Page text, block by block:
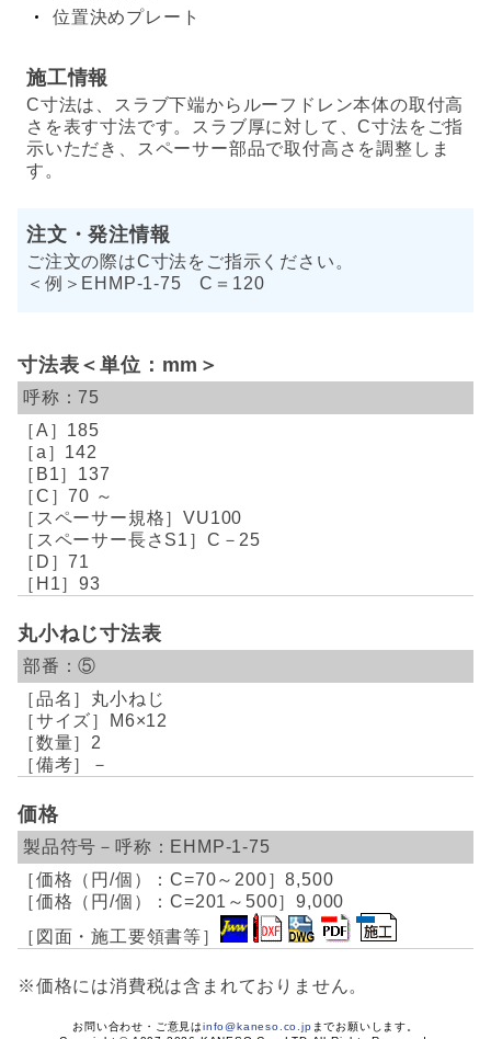
位置決めプレート
施工情報
C寸法は、スラブ下端からルーフドレン本体の取付高
さを表す寸法です。スラブ厚に対して、C寸法をご指
示いただき、スペーサー部品で取付高さを調整しま
す。
注文・発注情報
ご注文の際はC寸法をご指示ください。
＜例＞EHMP-1-75 C＝120
寸法表＜単位：mm＞
75
185
142
137
70 ～
VU100
C－25
71
93
丸小ねじ寸法表
⑤
丸小ねじ
M6×12
2
－
価格
EHMP-1-75
8,500
9,000
※価格には消費税は含まれておりません。
お問い合わせ・ご意見はinfo@kaneso.co.jp までお願いします。